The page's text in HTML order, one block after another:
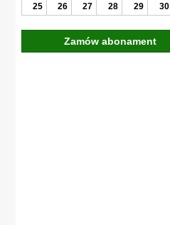
25
26 27 28 29 30
Zamów abonament